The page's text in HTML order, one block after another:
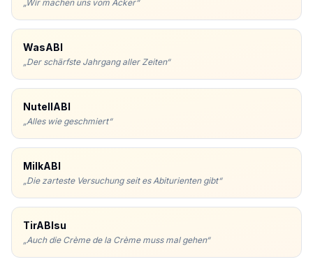
„Wir machen uns vom Acker“
WasABI
„Der schärfste Jahrgang aller Zeiten“
NutellABI
„Alles wie geschmiert“
MilkABI
„Die zarteste Versuchung seit es Abiturienten gibt“
TirABIsu
„Auch die Crème de la Crème muss mal gehen“